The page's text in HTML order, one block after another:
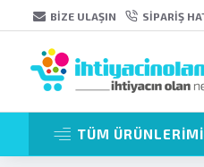
BIZE ULAŞIN SIPARIŞ
TÜM